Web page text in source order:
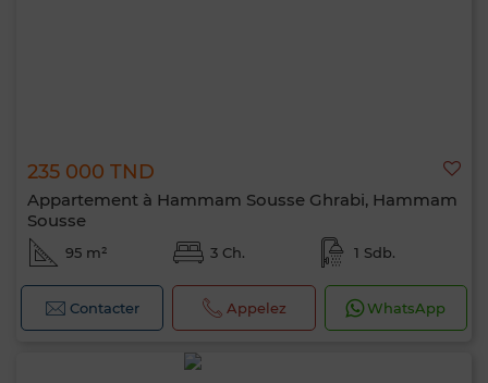
235 000 TND
Appartement à Hammam Sousse Ghrabi, Hammam
Sousse
95 m² 3 Ch. 1 Sdb.
Contacter Appelez WhatsApp